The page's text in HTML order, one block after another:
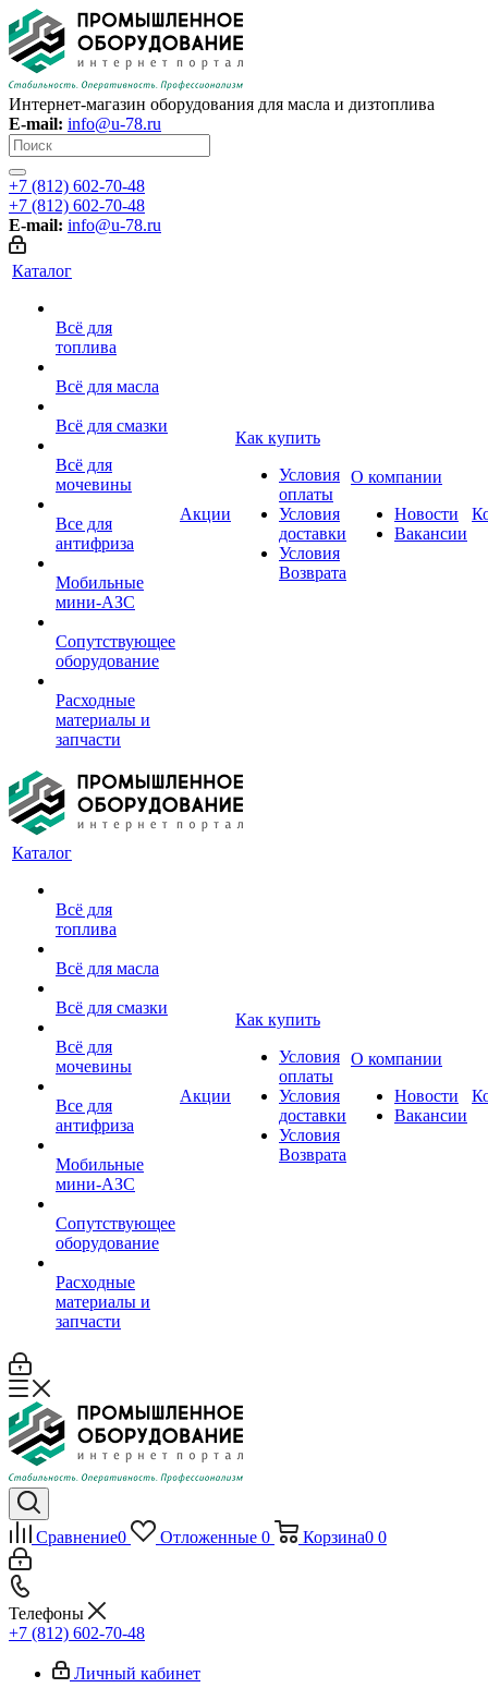
Интернет-магазин оборудования для масла и дизтоплива
E-mail: info@u-78.ru
+7 (812) 602-70-48
+7 (812) 602-70-48
E-mail: info@u-78.ru
Каталог
Всё для
топлива
Всё для масла
Всё для смазки
Всё для
мочевины
Все для
антифриза
Мобильные
мини-АЗС
Сопутствующее
оборудование
Расходные
материалы и
запчасти
Акции
Как купить
Условия
оплаты
Условия
доставки
Условия
Возврата
О компании
Новости
Вакансии
Каталог
Всё для
топлива
Всё для масла
Всё для смазки
Всё для
мочевины
Все для
антифриза
Мобильные
мини-АЗС
Сопутствующее
оборудование
Расходные
материалы и
запчасти
Акции
Как купить
Условия
оплаты
Условия
доставки
Условия
Возврата
О компании
Новости
Вакансии
Сравнение0 Отложенные 0 Корзина0 0
Телефоны
+7 (812) 602-70-48
Личный кабинет